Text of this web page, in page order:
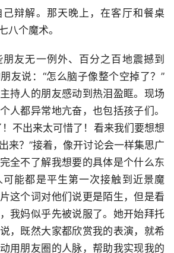
辩解。那天晚上，在客厅和餐桌
八个魔术。
友无一例外、百分之百地震撼到
友说：“怎么脑子像整个空掉了？”
持人的朋友感动到热泪盈眶。现场
人都异常地亢奋，也包括孩子们。
不出来太可惜了！看来我们要想想
来？”接着，像开讨论会一样集思广
全不了解我想要的具体是个什么东
能都是平生第一次接触到近景魔
这个词对他们说更是陌生，但是看
我妈似乎先被说服了。她开始拜托
，既然大家都欣赏我的表演，就希
用朋友圈的人脉，帮助我实现我的